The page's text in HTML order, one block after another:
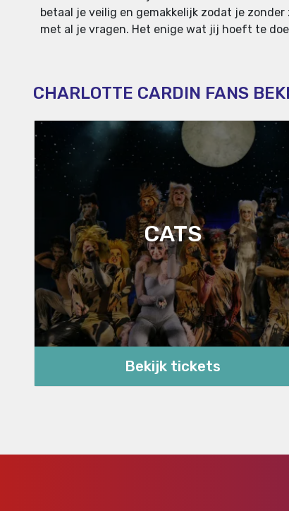
betaal je veilig en gemakkelijk zodat je
met al je vragen. Het enige wat jij hoeft te
CHARLOTTE CARDIN FANS
CATS
Bekijk tickets